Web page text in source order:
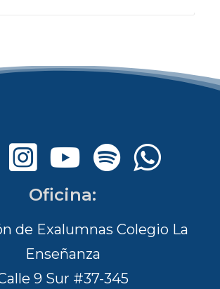
Oficina:
de Exalumnas Colegio La
Enseñanza
9 Sur #37-345